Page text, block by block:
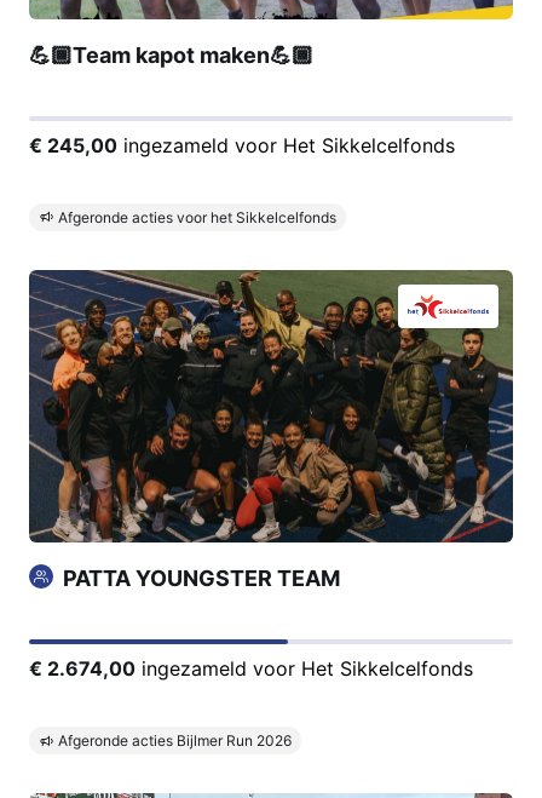
💪🏾Team kapot maken💪🏾
€ 245,00 ingezameld voor Het Sikkelcelfonds
Afgeronde acties voor het Sikkelcelfonds
PATTA YOUNGSTER TEAM
€ 2.674,00 ingezameld voor Het Sikkelcelfonds
Afgeronde acties Bijlmer Run 2026